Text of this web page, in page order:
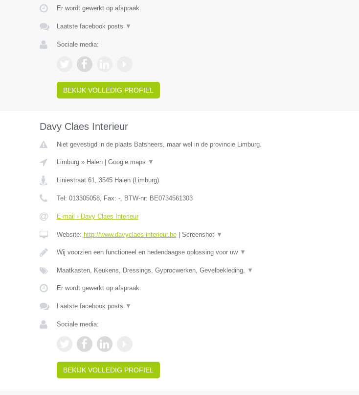
Er wordt gewerkt op afspraak.
Laatste facebook posts ▼
Sociale media:
BEKIJK VOLLEDIG PROFIEL
Davy Claes Interieur
Niet gevestigd in de plaats Batsheers, maar wel in de provincie Limburg.
Limburg» Halen| Google maps ▼
Liniestraat 61, 3545 Halen(Limburg)
Tel: 013305058, Fax: -, BTW-nr: BE0734561303
E-mail › Davy Claes Interieur
Website: http://www.davyclaes-interieur.be| Screenshot ▼
Wij voorzien een functioneel en hedendaagse oplossing voor uw ▼
Maatkasten, Keukens, Dressings, Gyprocwerken, Gevelbekleding, ▼
Er wordt gewerkt op afspraak.
Laatste facebook posts ▼
Sociale media:
BEKIJK VOLLEDIG PROFIEL